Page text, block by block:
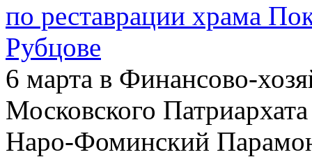
по реставрации храма
Рубцове
6 марта в Финансово-
Московского
Наро-Фоминский